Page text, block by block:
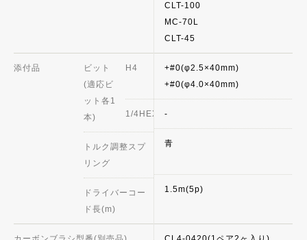
添付品
ビット
(適応ビ
ット各1
本)
H4
1/4HEX
トルク調整スプ
リング
ドライバーコー
ド長(m)
CLT-100
MC-70L
CLT-45
+#0(φ2.5×40mm)
+#0(φ4.0×40mm)
-
青
1.5m(5p)